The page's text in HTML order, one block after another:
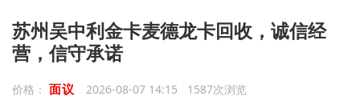
苏州吴中利金卡麦德龙卡回收，诚信经
营，信守承诺
价格： 面议 2026-08-07 14:15 1587次浏览